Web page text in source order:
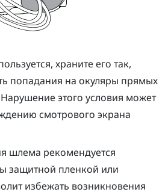
храните его так,
попадания на окуляры прямых
этого условия может
смотрового экрана
шлема рекомендуется
защитной пленкой или
избежать возникновения